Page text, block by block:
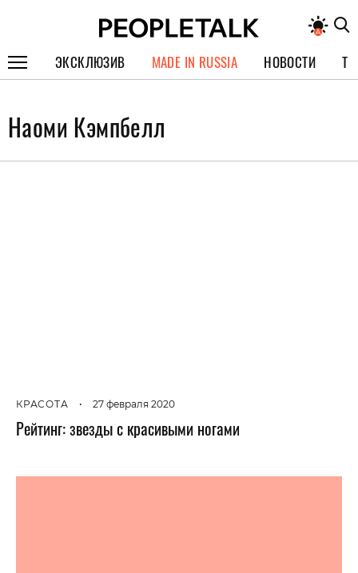
ЭКСКЛЮЗИВ
СПЕЦПРОЕКТЫ
ИНТЕРВЬЮ
MADE IN RUSSIA НОВОСТИ
Наоми Кэмпбелл
КРАСОТА • 27 февраля 2020
Рейтинг: звезды с красивыми ногами